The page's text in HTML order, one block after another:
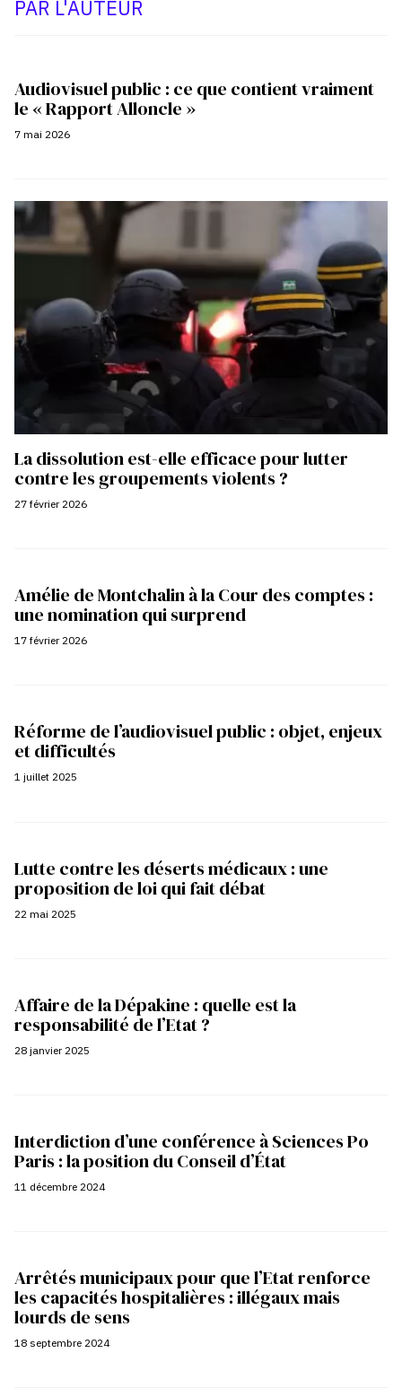
PAR L'AUTEUR
Audiovisuel public : ce que contient vraiment
le « Rapport Alloncle »
7 mai 2026
La dissolution est-elle efficace pour lutter
contre les groupements violents ?
27 février 2026
Amélie de Montchalin à la Cour des comptes :
une nomination qui surprend
17 février 2026
Réforme de l’audiovisuel public : objet, enjeux
et difficultés
1 juillet 2025
Lutte contre les déserts médicaux : une
proposition de loi qui fait débat
22 mai 2025
Affaire de la Dépakine : quelle est la
responsabilité de l’Etat ?
28 janvier 2025
Interdiction d’une conférence à Sciences Po
Paris : la position du Conseil d’État
11 décembre 2024
Arrêtés municipaux pour que l’Etat renforce
les capacités hospitalières : illégaux mais
lourds de sens
18 septembre 2024